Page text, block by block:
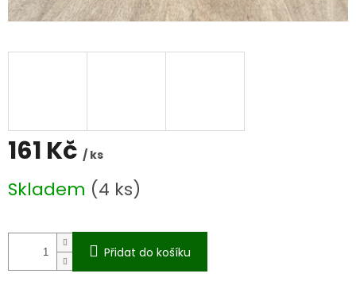
161 Kč / ks
cena:
Skladem (4 ks)
Přidat do košíku